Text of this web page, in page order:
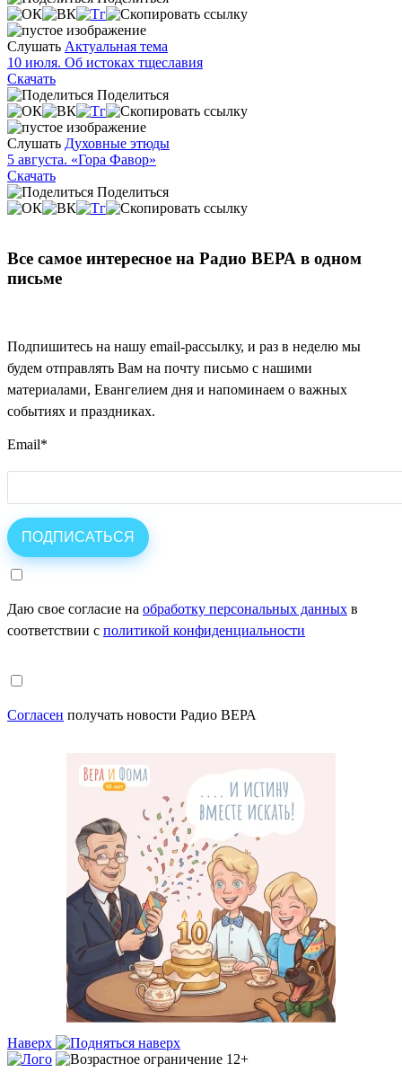
Слушать Актуальная тема
10 июля. Об истоках тщеславия
Скачать
Поделиться
Слушать Духовные этюды
5 августа. «Гора Фавор»
Скачать
Поделиться
Все самое интересное на Радио ВЕРА в одном
письме
Подпишитесь на нашу email-рассылку, и раз в неделю мы
будем отправлять Вам на почту письмо с нашими
материалами, Евангелием дня и напоминаем о важных
событиях и праздниках.
Email*
Даю свое согласие на обработку персональных данных в
соответствии с политикой конфиденциальности
Согласен получать новости Радио ВЕРА
Наверх